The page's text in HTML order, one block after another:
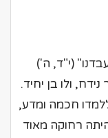
(י"ד, ה')
ולו בן יחיד.
חכמה ומדע,
רחוקה מאוד